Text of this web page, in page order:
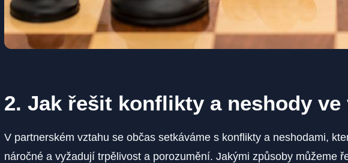
2. Jak řešit konflikty a neshody ve
V partnerském vztahu se občas setkáváme s konflikty a neshodami,
náročné a vyžadují trpělivost a porozumění. Jakými způsoby můžeme